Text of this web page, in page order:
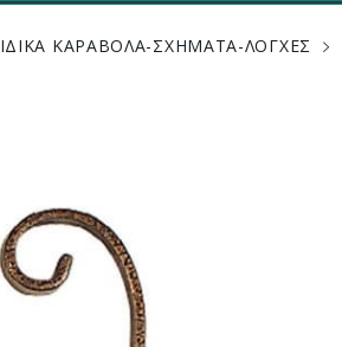
ΚΑΡΑΒΟΛΑ-ΣΧΗΜΑΤΑ-ΛΟΓΧΕΣ